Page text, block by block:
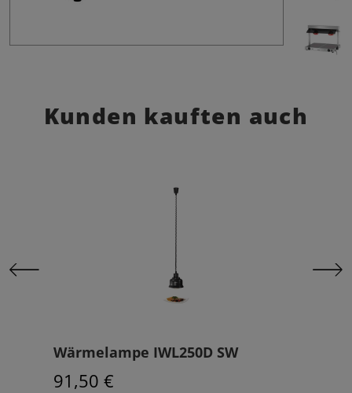
Kunden kauften auch
Wärmelampe IWL250D SW
91,50 €